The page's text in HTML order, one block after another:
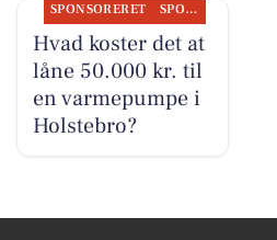
SPONSORERET SPONSORERET INDHOLD
Hvad koster det at
låne 50.000 kr. til
en varmepumpe i
Holstebro?